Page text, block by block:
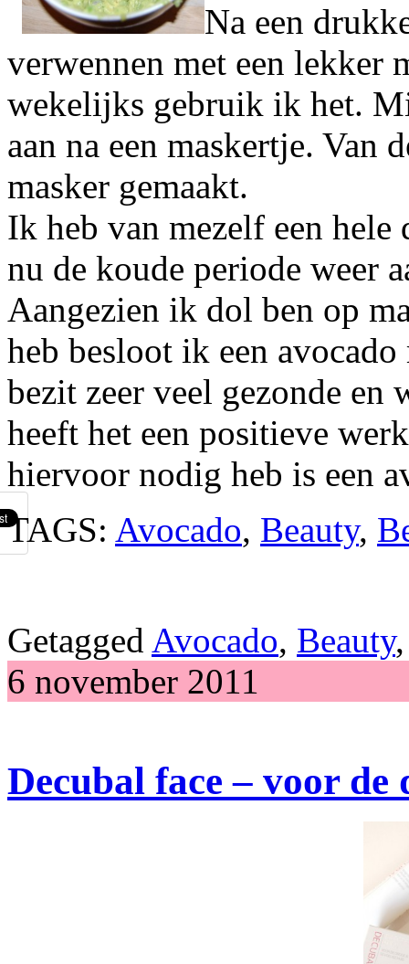
Na een
verwennen met een lekker
wekelijks gebruik ik het.
aan na een maskertje. Van
masker gemaakt.
Ik heb van mezelf een
nu de koude periode weer
Aangezien ik dol ben op
heb besloot ik een
bezit zeer veel gezonde
heeft het een positieve
hiervoor nodig heb is een
TAGS: Avocado, Beauty,
Getagged Avocado, Beauty
6 november 2011
Decubal face – voor de